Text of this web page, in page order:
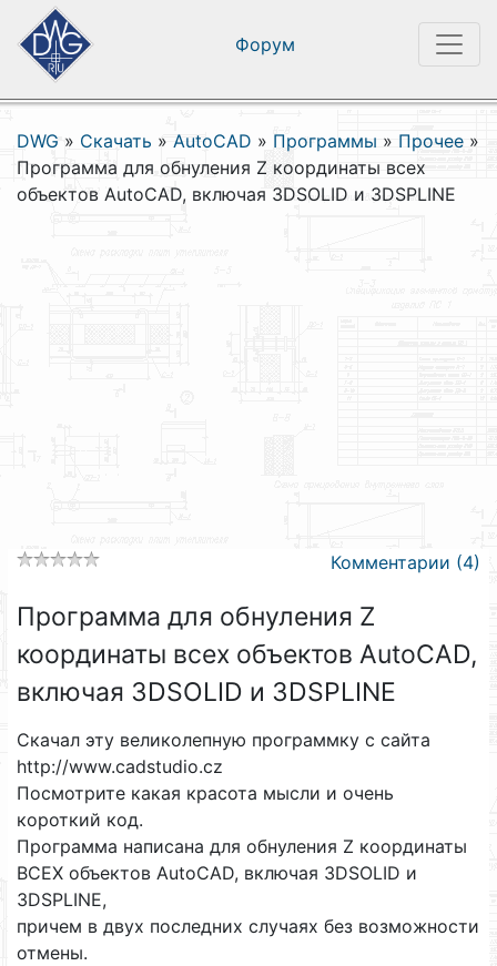
Форум
DWG » Скачать » AutoCAD » Программы » Прочее »
Программа для обнуления Z координаты всех
объектов AutoCAD, включая 3DSOLID и 3DSPLINE
Комментарии (4)
Программа для обнуления Z
координаты всех объектов AutoCAD,
включая 3DSOLID и 3DSPLINE
Скачал эту великолепную программку с сайта
http://www.cadstudio.cz
Посмотрите какая красота мысли и очень
короткий код.
Программа написана для обнуления Z координаты
ВСЕХ объектов AutoCAD, включая 3DSOLID и
3DSPLINE,
причем в двух последних случаях без возможности
отмены.